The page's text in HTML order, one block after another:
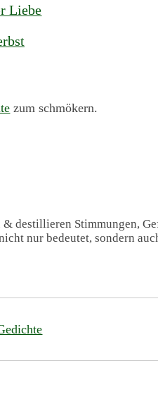
Liebe
zum schmökern.
Stimmungen,
nur bedeutet, sondern